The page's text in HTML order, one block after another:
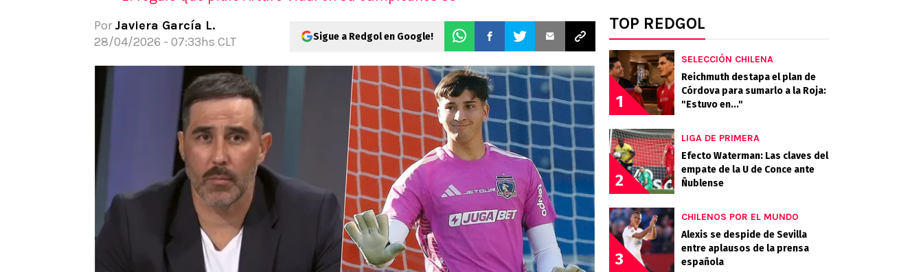
Por Javiera García L.
28/04/2026 - 07:33hs CLT
Sigue a Redgol en Google!
TOP REDGOL
1
SELECCIÓN CHILENA
Reichmuth destapa el plan de
Córdova para sumarlo a la Roja:
"Estuvo en..."
2
LIGA DE PRIMERA
Efecto Waterman: Las claves del
empate de la U de Conce ante
Ñublense
3
CHILENOS POR EL MUNDO
Alexis se despide de Sevilla
entre aplausos de la prensa
española